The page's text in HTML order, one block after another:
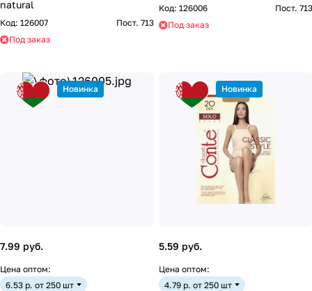
natural
Код: 126007
Пост. 713
Под заказ
Код: 126006
Пост. 713
Под заказ
Новинка
7.99 руб.
Цена оптом:
6.53 р. от 250 шт
Новинка
5.59 руб.
Цена оптом:
4.79 р. от 250 шт